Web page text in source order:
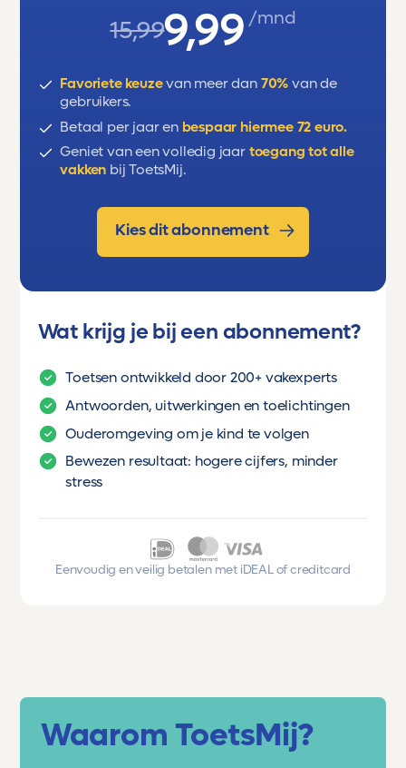
15,999,99 /mnd
Favoriete keuzevan meer dan 70% van de
gebruikers.
Betaal per jaar en bespaar hiermee 72 euro.
Geniet van een volledig jaar toegang tot alle
vakken bij ToetsMij.
Kies dit abonnement
Wat krijg je bij een abonnement?
Toetsen ontwikkeld door 200+ vakexperts
Antwoorden, uitwerkingen en toelichtingen
Ouderomgeving om je kind te volgen
Bewezen resultaat: hogere cijfers, minder
stress
Eenvoudig en veilig betalen met iDEAL of creditcard
Waarom ToetsMij?